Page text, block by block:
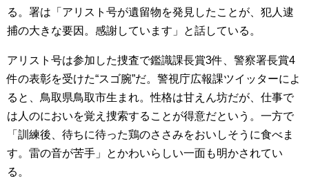
る。署は「アリスト号が遺留物を発見したことが、犯人逮
捕の大きな要因。感謝しています」と話している。
アリスト号は参加した捜査で鑑識課長賞3件、警察署長賞4
件の表彰を受けた“スゴ腕”だ。警視庁広報課ツイッターによ
ると、鳥取県鳥取市生まれ。性格は甘えん坊だが、仕事で
は人のにおいを覚え捜索することが得意だという。一方で
「訓練後、待ちに待った鶏のささみをおいしそうに食べま
す。雷の音が苦手」とかわいらしい一面も明かされてい
る。